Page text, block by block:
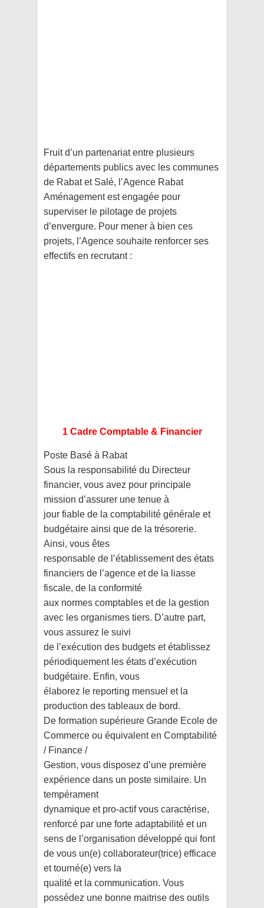
Fruit d’un partenariat entre plusieurs
départements publics avec les communes
de Rabat et Salé, l’Agence Rabat
Aménagement est engagée pour
superviser le pilotage de projets
d’envergure. Pour mener à bien ces
projets, l’Agence souhaite renforcer ses
effectifs en recrutant :
1 Cadre Comptable & Financier
Poste Basé à Rabat
Sous la responsabilité du Directeur
financier, vous avez pour principale
mission d’assurer une tenue à
jour fiable de la comptabilité générale et
budgétaire ainsi que de la trésorerie.
Ainsi, vous êtes
responsable de l’établissement des états
financiers de l’agence et de la liasse
fiscale, de la conformité
aux normes comptables et de la gestion
avec les organismes tiers. D’autre part,
vous assurez le suivi
de l’exécution des budgets et établissez
périodiquement les états d’exécution
budgétaire. Enfin, vous
élaborez le reporting mensuel et la
production des tableaux de bord.
De formation supérieure Grande Ecole de
Commerce ou équivalent en Comptabilité
/ Finance /
Gestion, vous disposez d’une première
expérience dans un poste similaire. Un
tempérament
dynamique et pro-actif vous caractérise,
renforcé par une forte adaptabilité et un
sens de l’organisation développé qui font
de vous un(e) collaborateur(trice) efficace
et tourné(e) vers la
qualité et la communication. Vous
possédez une bonne maitrise des outils